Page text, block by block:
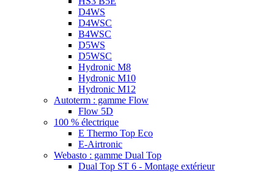
D4WS
D4WSC
B4WSC
D5WS
D5WSC
Hydronic M8
Hydronic M10
Hydronic M12
Autoterm : gamme Flow
Flow 5D
100 % électrique
E Thermo Top Eco
E-Airtronic
Webasto : gamme Dual Top
Dual Top ST 6 - Montage extérieur